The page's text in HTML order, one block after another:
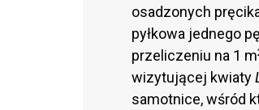
osadzonych
pyłkowa jednego
przeliczeniu na 1 m
wizytującej kwiaty
samotnice, wśród